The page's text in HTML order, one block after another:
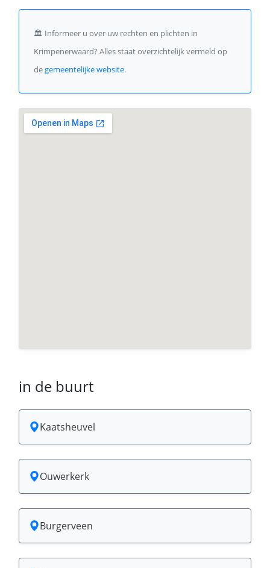
🏛️ Informeer u over uw rechten en plichten in
Krimpenerwaard? Alles staat overzichtelijk vermeld op
degemeentelijke website.
in de buurt
Kaatsheuvel
Ouwerkerk
Burgerveen